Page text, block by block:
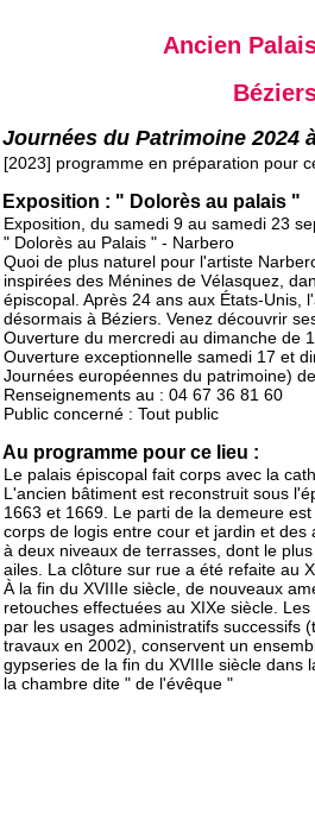
Ancien
Journées du Patrimoine 2024
[2023] programme en préparation pour
Exposition : " Dolorès au palais "
Exposition, du samedi 9 au samedi 23
" Dolorès au Palais " - Narbero
Quoi de plus naturel pour l'artiste
inspirées des Ménines de Vélasquez,
épiscopal. Après 24 ans aux États-Unis,
désormais à Béziers. Venez découvrir
Ouverture du mercredi au dimanche de
Ouverture exceptionnelle samedi 17 et
Journées européennes du patrimoine)
Renseignements au : 04 67 36 81 60
Public concerné : Tout public
Au programme pour ce lieu :
Le palais épiscopal fait corps avec la
L'ancien bâtiment est reconstruit sous
1663 et 1669. Le parti de la demeure
corps de logis entre cour et jardin et
à deux niveaux de terrasses, dont le
ailes. La clôture sur rue a été refaite au
À la fin du XVIIIe siècle, de nouveaux
retouches effectuées au XIXe siècle.
par les usages administratifs successifs
travaux en 2002), conservent un
gypseries de la fin du XVIIIe siècle dans
la chambre dite " de l'évêque "